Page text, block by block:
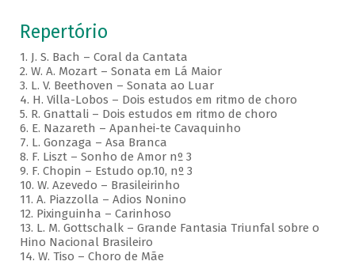
Repertório
1. J. S. Bach – Coral da Cantata
2. W. A. Mozart – Sonata em Lá Maior
3. L. V. Beethoven – Sonata ao Luar
4. H. Villa-Lobos – Dois estudos em ritmo de choro
5. R. Gnattali – Dois estudos em ritmo de choro
6. E. Nazareth – Apanhei-te Cavaquinho
7. L. Gonzaga – Asa Branca
8. F. Liszt – Sonho de Amor nº 3
9. F. Chopin – Estudo op.10, nº 3
10. W. Azevedo – Brasileirinho
11. A. Piazzolla – Adios Nonino
12. Pixinguinha – Carinhoso
13. L. M. Gottschalk – Grande Fantasia Triunfal sobre o
Hino Nacional Brasileiro
14. W. Tiso – Choro de Mãe